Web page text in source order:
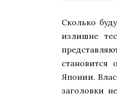
Сколько
излишне
становится
Японии.
заголовки